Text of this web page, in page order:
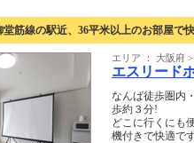
筋線の駅近、36平米以上のお部屋で
エリア ： 大阪府
エスリード
なんば徒歩圏内
歩約３分!
どこに行くにも
機付きで快適で